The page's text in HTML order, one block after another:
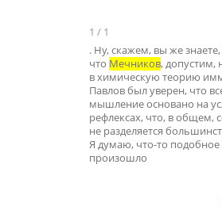
1 / 1
. Ну, скажем, вы же знаете,
что Мечников, допустим,
в химическую теорию
Павлов был уверен, что
мышление основано на
рефлексах, что, в общем,
не разделяется
Я думаю, что-то подобное
произошло